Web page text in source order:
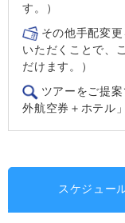
す。）
その他手配変
いただくことで、
だけます。）
ツアーをご提
外航空券＋ホテル
スケジュー